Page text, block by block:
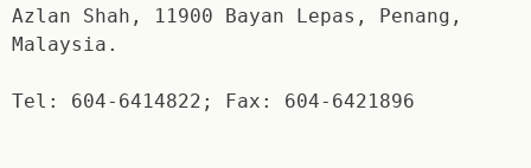
Azlan Shah, 11900 Bayan Lepas, Penang,
Malaysia.
Tel: 604-6414822; Fax: 604-6421896